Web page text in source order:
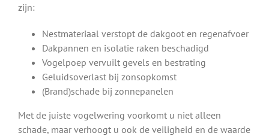
zijn:
Nestmateriaal verstopt de dakgoot en regenafvoer
Dakpannen en isolatie raken beschadigd
Vogelpoep vervuilt gevels en bestrating
Geluidsoverlast bij zonsopkomst
(Brand)schade bij zonnepanelen
Met de juiste vogelwering voorkomt u niet alleen
schade, maar verhoogt u ook de veiligheid en de waarde